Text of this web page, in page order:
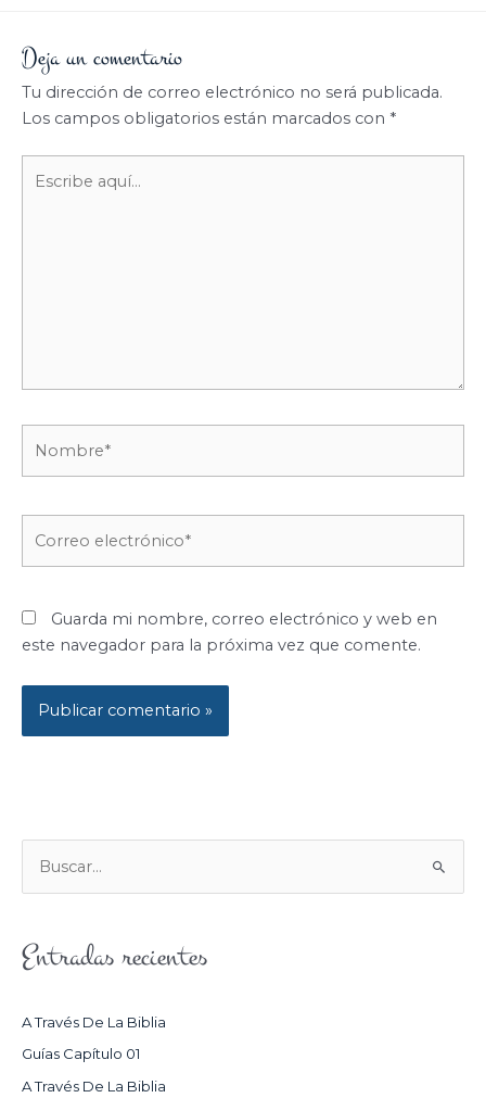
Deja un comentario
Tu dirección de correo electrónico no será publicada.
Los campos obligatorios están marcados con *
aquí...
Guarda mi nombre, correo electrónico y web en
este navegador para la próxima vez que comente.
U
C
Entradas recientes
A Través De La Biblia
Guías Capítulo 01
A Través De La Biblia